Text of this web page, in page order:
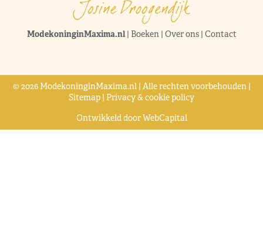
ModekoninginMaxima.nl| Boeken| Over ons| Contact
© 2026 ModekoninginMaxima.nl | Alle rechten voorbehouden |
Sitemap | Privacy & cookie policy
Ontwikkeld doorWebCapital